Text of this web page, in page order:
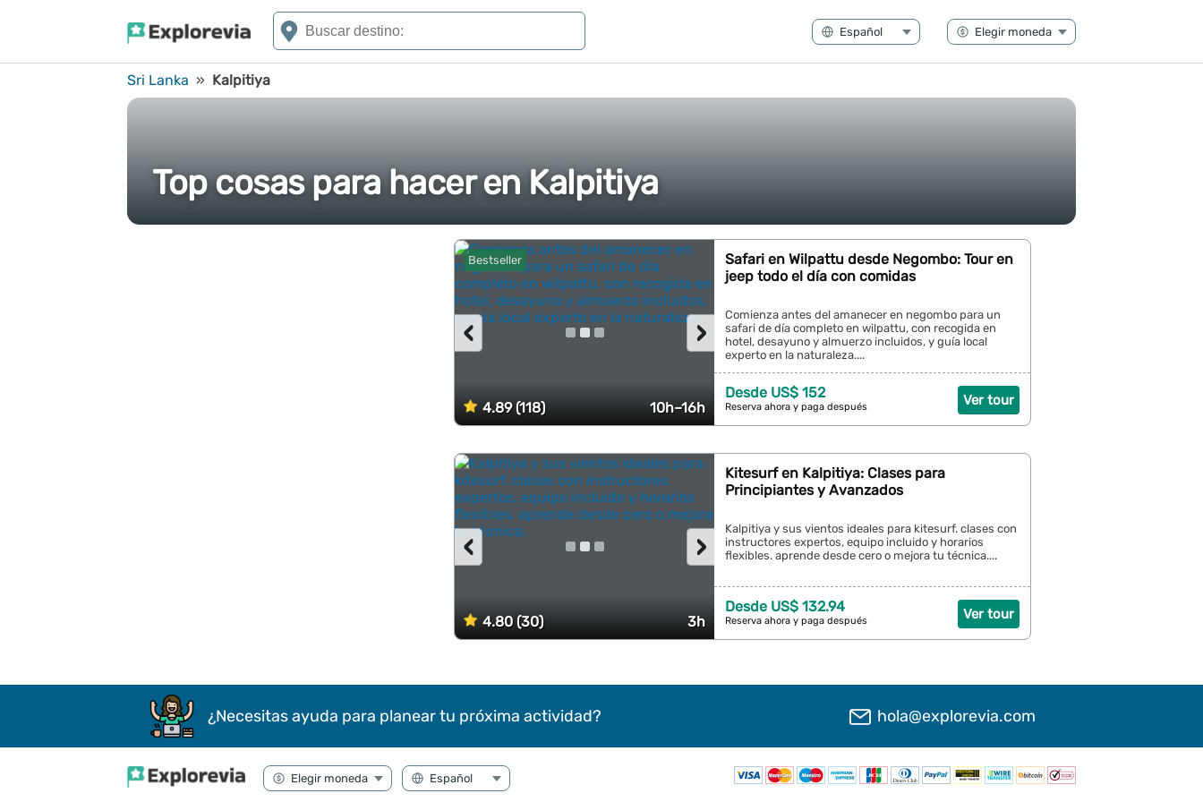
Sri Lanka » Kalpitiya
Top cosas para hacer en Kalpitiya
Bestseller
4.89 (118) 10h–16h
›
‹
Safari en Wilpattu desde Negombo: Tour en
jeep todo el día con comidas
Comienza antes del amanecer en negombo para un
safari de día completo en wilpattu, con recogida en
hotel, desayuno y almuerzo incluidos, y guía local
experto en la naturaleza....
Ver tour
Desde US$ 152
Reserva ahora y paga después
4.80 (30) 3h
›
‹
Kitesurf en Kalpitiya: Clases para
Principiantes y Avanzados
Kalpitiya y sus vientos ideales para kitesurf. clases con
instructores expertos, equipo incluido y horarios
flexibles. aprende desde cero o mejora tu técnica....
Ver tour
Desde US$ 132.94
Reserva ahora y paga después
¿Necesitas ayuda para planear tu próxima actividad? hola@explorevia.com